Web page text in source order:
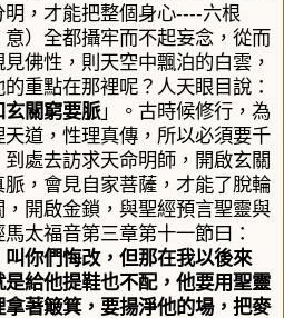
，才能把整個身心----六根
意）全都攝牢而不起妄念，從而
佛性，則天空中飄泊的白雲，
重點在那裡呢？人天眼目說：
玄關窮要脈」。古時候修行，為
道，性理真傳，所以必須要千
處去訪求天命明師，開啟玄關
，會見自家菩薩，才能了脫輪
開啟金鎖，與聖經預言聖靈與
馬太福音第三章第十一節曰：
你們悔改，但那在我以後來
給他提鞋也不配，他要用聖靈
著簸箕，要揚淨他的場，把麥